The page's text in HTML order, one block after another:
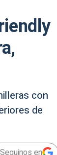
con
de
en